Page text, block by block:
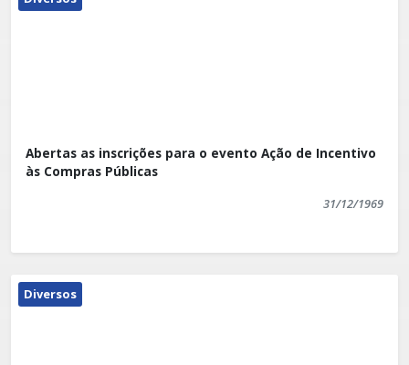
Abertas as inscrições para o evento Ação de Incentivo
às Compras Públicas
31/12/1969
Diversos